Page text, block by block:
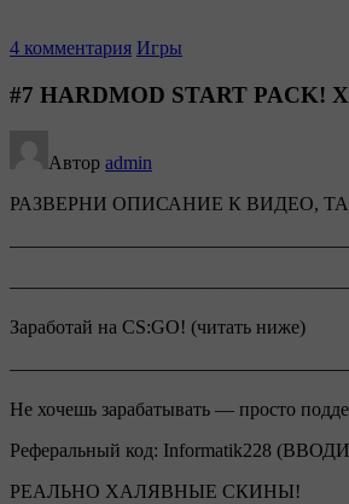
4 комментария Игры
#7 HARDMOD START PACK!
Автор admin
РАЗВЕРНИ ОПИСАНИЕ К ВИДЕО,
Заработай на CS:GO! (читать ниже)
Не хочешь зарабатывать — просто
Реферальный код: Informatik228
РЕАЛЬНО ХАЛЯВНЫЕ СКИНЫ!